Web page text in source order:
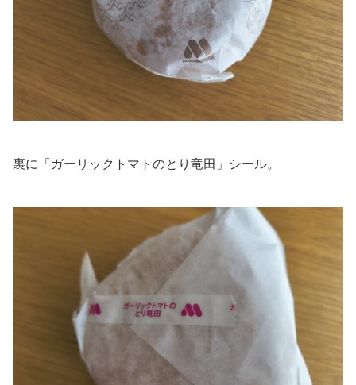
裏に「ガーリックトマトのとり竜田」シール。